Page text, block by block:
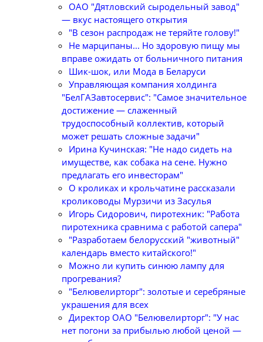
ОАО "Дятловский сыродельный завод"
— вкус настоящего открытия
"В сезон распродаж не теряйте голову!"
Не марципаны... Но здоровую пищу мы
вправе ожидать от больничного питания
Шик-шок, или Мода в Беларуси
Управляющая компания холдинга
"БелГАЗавтосервис": "Самое значительное
достижение — слаженный
трудоспособный коллектив, который
может решать сложные задачи"
Ирина Кучинская: "Не надо сидеть на
имуществе, как собака на сене. Нужно
предлагать его инвесторам"
О кроликах и крольчатине рассказали
кролиководы Мурзичи из Засулья
Игорь Сидорович, пиротехник: "Работа
пиротехника сравнима с работой сапера"
"Разработаем белорусский "животный"
календарь вместо китайского!"
Можно ли купить синюю лампу для
прогревания?
"Белювелирторг": золотые и серебряные
украшения для всех
Директор ОАО "Белювелирторг": "У нас
нет погони за прибылью любой ценой —